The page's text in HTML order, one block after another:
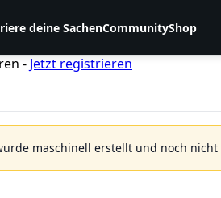
deine SachenCommunityShop
- Jetzt registrieren
maschinell erstellt und noch